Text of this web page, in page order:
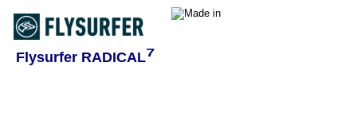
Flysurfer RADICAL⁷